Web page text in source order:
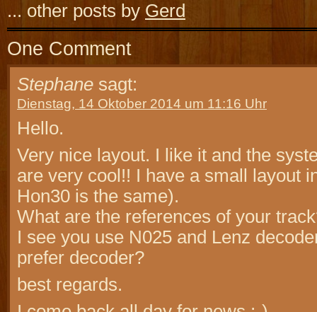
... other posts by Gerd
One Comment
Stephane sagt:
Dienstag, 14 Oktober 2014 um 11:16 Uhr
Hello.
Very nice layout. I like it and the
are very cool!! I have a small layout
Hon30 is the same).
What are the references of your
I see you use N025 and Lenz
prefer decoder?
best regards.